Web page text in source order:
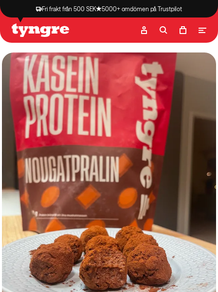
Fri frakt från 500 SEK 5000+ omdömen på Trustpilot
Butik Recept